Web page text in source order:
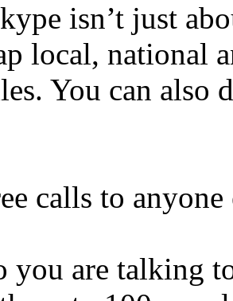
isn’t just
local, national
You can also
calls to
you are talking